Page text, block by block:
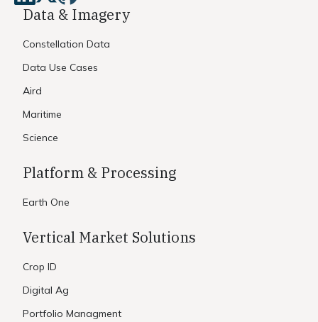
Data & Imagery
Constellation Data
Data Use Cases
Aird
Maritime
Science
Platform & Processing
Earth One
Vertical Market Solutions
Crop ID
Digital Ag
Portfolio Managment